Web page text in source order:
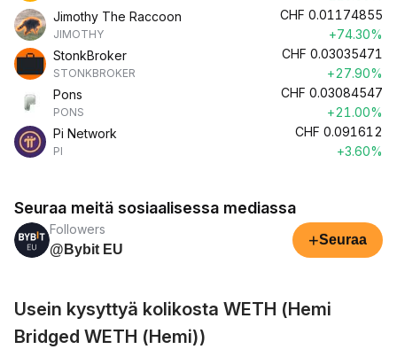
Jimothy The Raccoon
JIMOTHY
CHF 0.01174855
+74.30%
StonkBroker
STONKBROKER
CHF 0.03035471
+27.90%
Pons
PONS
CHF 0.03084547
+21.00%
Pi Network
PI
CHF 0.091612
+3.60%
Seuraa meitä sosiaalisessa mediassa
Followers
@Bybit EU
+Seuraa
Usein kysyttyä kolikosta WETH (Hemi
Bridged WETH (Hemi))